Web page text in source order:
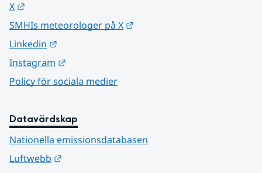
X
SMHIs meteorologer på X
Linkedin
Instagram
Policy för sociala medier
Datavärdskap
Nationella emissionsdatabasen
Luftwebb